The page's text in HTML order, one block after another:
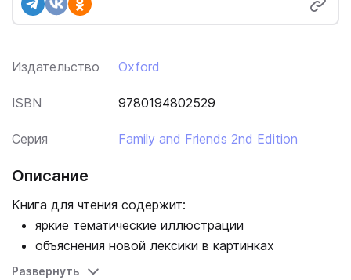
Издательство Oxford
ISBN 9780194802529
Серия Family and Friends 2nd Edition
Описание
Книга для чтения содержит:
яркие тематические иллюстрации
объяснения новой лексики в картинках
задания и тесты для выполнения после
Развернуть